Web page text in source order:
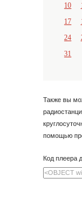
10
17
24
31
Также вы
помощью
Код плеера